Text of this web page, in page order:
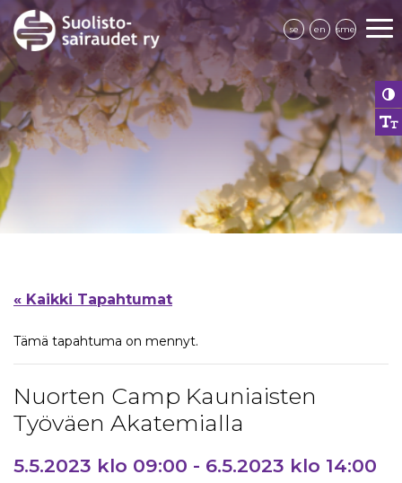
se en sme
« Kaikki Tapahtumat
Tämä tapahtuma on mennyt.
Nuorten Camp Kauniaisten
Työväen Akatemialla
5.5.2023 klo 09:00 - 6.5.2023 klo 14:00